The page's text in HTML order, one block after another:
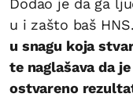
Dodao je da ga
u i zašto baš
u snagu koja
te naglašava da
ostvareno